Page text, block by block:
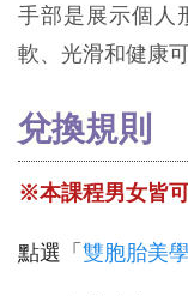
手部是展示個人
軟、光滑和健康
兌換規則
※本課程男女皆
點選「 雙胞胎美